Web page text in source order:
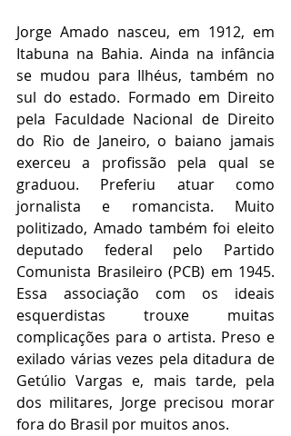
Jorge Amado nasceu, em 1912, em
Itabuna na Bahia. Ainda na infância
se mudou para Ilhéus, também no
sul do estado. Formado em Direito
pela Faculdade Nacional de Direito
do Rio de Janeiro, o baiano jamais
exerceu a profissão pela qual se
graduou. Preferiu atuar como
jornalista e romancista. Muito
politizado, Amado também foi eleito
deputado federal pelo Partido
Comunista Brasileiro (PCB) em 1945.
Essa associação com os ideais
esquerdistas trouxe muitas
complicações para o artista. Preso e
exilado várias vezes pela ditadura de
Getúlio Vargas e, mais tarde, pela
dos militares, Jorge precisou morar
fora do Brasil por muitos anos.